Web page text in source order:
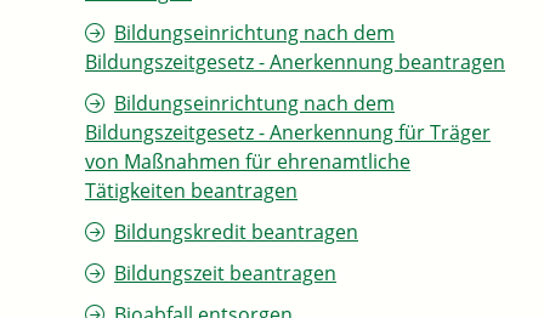
Bildungseinrichtung nach dem
Bildungszeitgesetz - Anerkennung beantragen
Bildungseinrichtung nach dem
Bildungszeitgesetz - Anerkennung für Träger
von Maßnahmen für ehrenamtliche
Tätigkeiten beantragen
Bildungskredit beantragen
Bildungszeit beantragen